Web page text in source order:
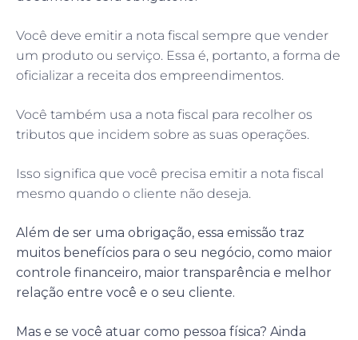
Você deve emitir a nota fiscal sempre que vender
um produto ou serviço. Essa é, portanto, a forma de
oficializar a receita dos empreendimentos.
Você também usa a nota fiscal para recolher os
tributos que incidem sobre as suas operações.
Isso significa que você precisa emitir a nota fiscal
mesmo quando o cliente não deseja.
Além de ser uma obrigação, essa emissão traz
muitos benefícios para o seu negócio, como maior
controle financeiro, maior transparência e melhor
relação entre você e o seu cliente.
Mas e se você atuar como pessoa física? Ainda